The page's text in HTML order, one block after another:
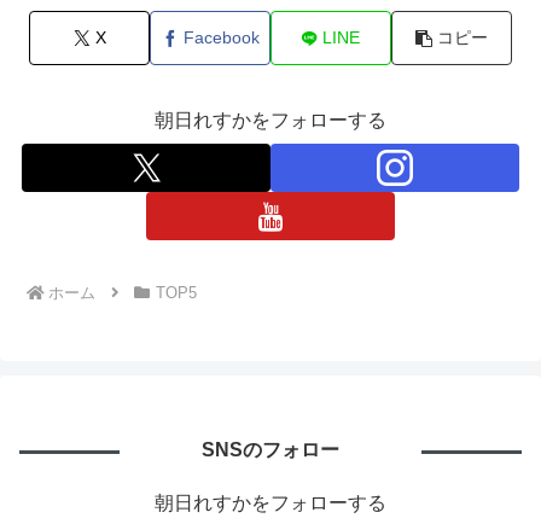
X Facebook LINE コピー
朝日れすかをフォローする
ホーム TOP5
SNSのフォロー
朝日れすかをフォローする